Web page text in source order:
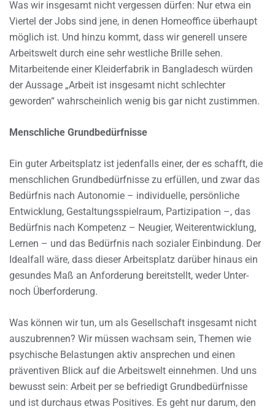
Was wir insgesamt nicht vergessen dürfen: Nur etwa ein
Viertel der Jobs sind jene, in denen Homeoffice überhaupt
möglich ist. Und hinzu kommt, dass wir generell unsere
Arbeitswelt durch eine sehr westliche Brille sehen.
Mitarbeitende einer Kleiderfabrik in Bangladesch würden
der Aussage „Arbeit ist insgesamt nicht schlechter
geworden“ wahrscheinlich wenig bis gar nicht zustimmen.
Menschliche Grundbedürfnisse
Ein guter Arbeitsplatz ist jedenfalls einer, der es schafft, die
menschlichen Grundbedürfnisse zu erfüllen, und zwar das
Bedürfnis nach Autonomie – individuelle, persönliche
Entwicklung, Gestaltungsspielraum, Partizipation –, das
Bedürfnis nach Kompetenz – Neugier, Weiterentwicklung,
Lernen – und das Bedürfnis nach sozialer Einbindung. Der
Idealfall wäre, dass dieser Arbeitsplatz darüber hinaus ein
gesundes Maß an Anforderung bereitstellt, weder Unter-
noch Überforderung.
Was können wir tun, um als Gesellschaft insgesamt nicht
auszubrennen? Wir müssen wachsam sein, Themen wie
psychische Belastungen aktiv ansprechen und einen
präventiven Blick auf die Arbeitswelt einnehmen. Und uns
bewusst sein: Arbeit per se befriedigt Grundbedürfnisse
und ist durchaus etwas Positives. Es geht nur darum, den